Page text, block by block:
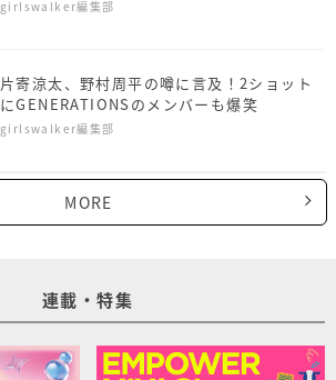
girlswalker編集部
片寄涼太、野村周平の噂に言及！2ショット
にGENERATIONSのメンバーも爆笑
girlswalker編集部
MORE
連載・特集